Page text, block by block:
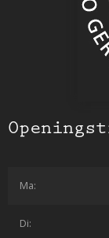
Ma:
Di: